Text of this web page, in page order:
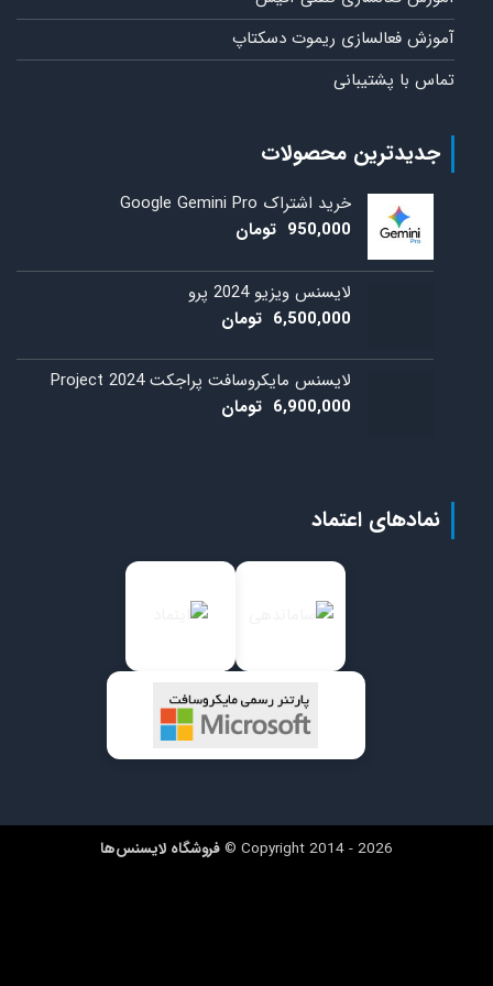
فعالسازی ریموت دسکتاپ
با پشتیبانی
محصولات
خرید اشتراک Google Gemini Pro
950,000 تومان
لایسنس ویزیو 2024 پرو
6,500,000 تومان
لایسنس مایکروسافت پراجکت 2024 Project
6,900,000 تومان
اعتماد
Copyright 2014 - 2026 © فروشگاه لایسنس‌ها